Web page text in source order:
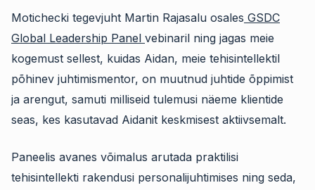
Motichecki tegevjuht Martin Rajasalu osales GSDC
Global Leadership Panel vebinaril ning jagas meie
kogemust sellest, kuidas Aidan, meie tehisintellektil
põhinev juhtimismentor, on muutnud juhtide õppimist
ja arengut, samuti milliseid tulemusi näeme klientide
seas, kes kasutavad Aidanit keskmisest aktiivsemalt.
Paneelis avanes võimalus arutada praktilisi
tehisintellekti rakendusi personalijuhtimises ning seda,